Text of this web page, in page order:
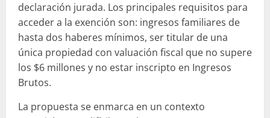
declaración jurada. Los principales requisitos para
acceder a la exención son: ingresos familiares de
hasta dos haberes mínimos, ser titular de una
única propiedad con valuación fiscal que no supere
los $6 millones y no estar inscripto en Ingresos
Brutos.
La propuesta se enmarca en un contexto